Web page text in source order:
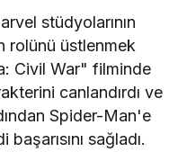
stüdyolarının
rolünü üstlenmek
Civil War" filminde
canlandırdı ve
Spider-Man'e
sağladı.